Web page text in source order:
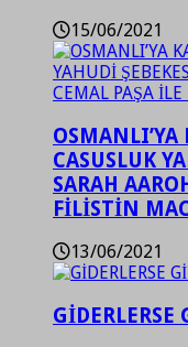
15/06/2021
CASUSLUK
SARAH
FİLİSTİN
13/06/2021
GİDERLERSE